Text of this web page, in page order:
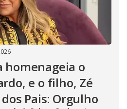
homenageia o
e o filho, Zé
Pais: Orgulho